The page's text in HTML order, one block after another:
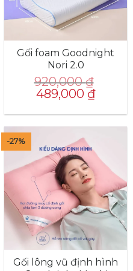
Gối foam Goodnight
Nori 2.0
920,000₫
Giá
gốc
920,000 ₫.
489,000 ₫Giá
là:
-27%
Gối lông vũ định hình